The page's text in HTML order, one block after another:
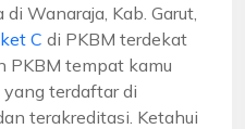
Wanaraja, Kab. Garut,
C di PKBM terdekat
PKBM tempat kamu
terdaftar di
terakreditasi. Ketahui